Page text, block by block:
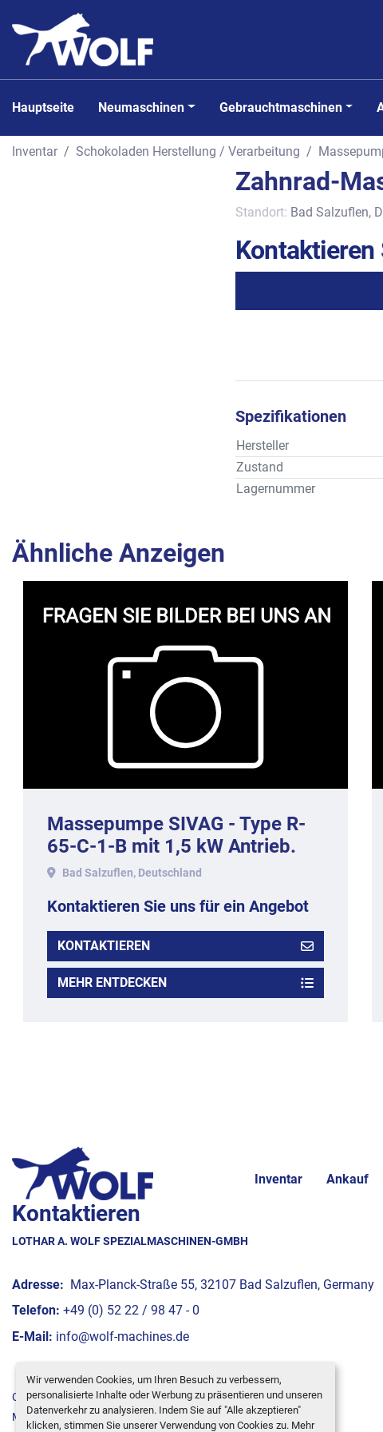
Wir verwenden Cookies, um Ihren Besuch zu verbessern,
personalisierte Inhalte oder Werbung zu präsentieren und unseren
Datenverkehr zu analysieren. Indem Sie auf "Alle akzeptieren"
klicken, stimmen Sie unserer Verwendung von Cookies zu. Mehr
Hauptseite Neumaschinen Gebrauchtmaschinen
Inventar Schokoladen Herstellung / Verarbeitung
Zahnrad-
Standort: Bad Salzuflen,
Kontaktieren
Spezifikationen
Hersteller
Zustand
Lagernummer
Ähnliche Anzeigen
Massepumpe SIVAG - Type R-
65-C-1-B mit 1,5 kW Antrieb.
Bad Salzuflen, Deutschland
Kontaktieren Sie uns für ein Angebot
KONTAKTIEREN
MEHR ENTDECKEN
Inventar Ankauf
Kontaktieren
LOTHAR A. WOLF SPEZIALMASCHINEN-GMBH
Adresse: Max-Planck-Straße 55, 32107 Bad Salzuflen, Germany
Telefon: +49 (0) 52 22 / 98 47 - 0
E-Mail: info@wolf-machines.de
Cookie-Einstellungen
Machinio System-Website vonMachinio